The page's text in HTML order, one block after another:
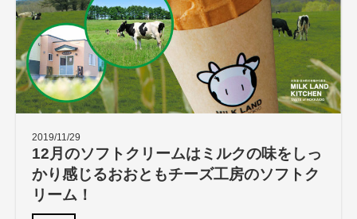
2019/11/29
12月のソフトクリームはミルクの味をしっ
かり感じるおおともチーズ工房のソフトク
リーム！